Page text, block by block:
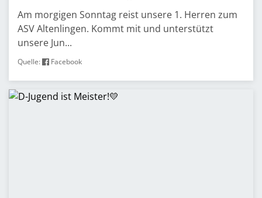
Am morgigen Sonntag reist unsere 1. Herren zum
ASV Altenlingen. Kommt mit und unterstützt
unsere Jun...
Quelle: Facebook